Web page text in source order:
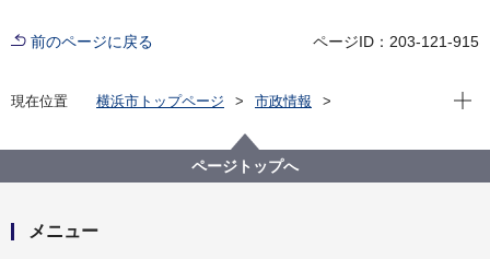
前のページに戻る ページID：203-121-915
現在位置 横浜市トップページ
市政情報
脱炭素・GREEN×EXPO推進局
記者発表 2024年度
令和６年度 脱炭素先行地域みなとみらい２１地区７施
現在
ページトップへ
メニュー